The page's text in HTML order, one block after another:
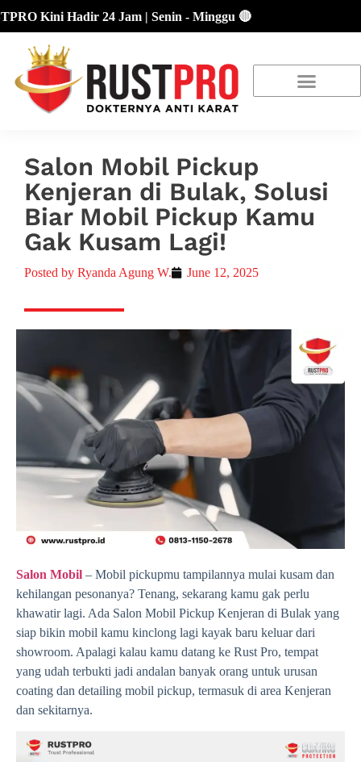
Kini Hadir 24 Jam | Senin - Minggu 🔴
Salon Mobil Pickup
Kenjeran di Bulak, Solusi
Biar Mobil Pickup Kamu
Gak Kusam Lagi!
Posted by Ryanda Agung W. June 12, 2025
Salon Mobil – Mobil pickupmu tampilannya mulai kusam dan
kehilangan pesonanya? Tenang, sekarang kamu gak perlu
khawatir lagi. Ada Salon Mobil Pickup Kenjeran di Bulak yang
siap bikin mobil kamu kinclong lagi kayak baru keluar dari
showroom. Apalagi kalau kamu datang ke Rust Pro, tempat
yang udah terbukti jadi andalan banyak orang untuk urusan
coating dan detailing mobil pickup, termasuk di area Kenjeran
dan sekitarnya.